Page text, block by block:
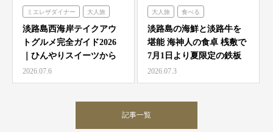
ミエレザダイナー 大人旅
家族旅 食べる
ハローキティスマイル
ミエレザガーデン
ハローキティショーボックス
淡路島西海岸テイクアウ
トグルメ完全ガイド2026
｜ひんやりスイーツから
絶品グルメまで徹底紹…
2026.07.6
大人旅 食べる
海神人の食卓
淡路島の海鮮と淡路牛を
堪能 海神人の食卓 桟敷で
7月1日より夏限定の鉄板
焼きコース4種が登…
2026.07.3
記事一覧